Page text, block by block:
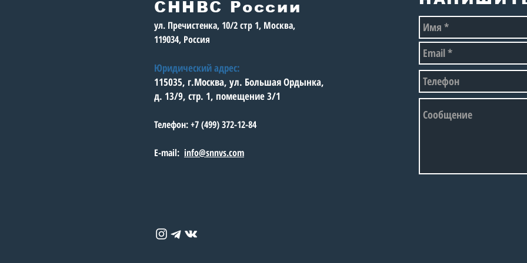
СННВС России
ул. Пречистенка, 10/2 стр 1, Москва,
119034, Россия
Юридический адрес:
115035, г.Москва, ул. Большая Ордынка,
д. 13/9, стр. 1, помещение 3/1
Телефон: +7 (499) 372-12-84
E-mail: info@snnvs.com